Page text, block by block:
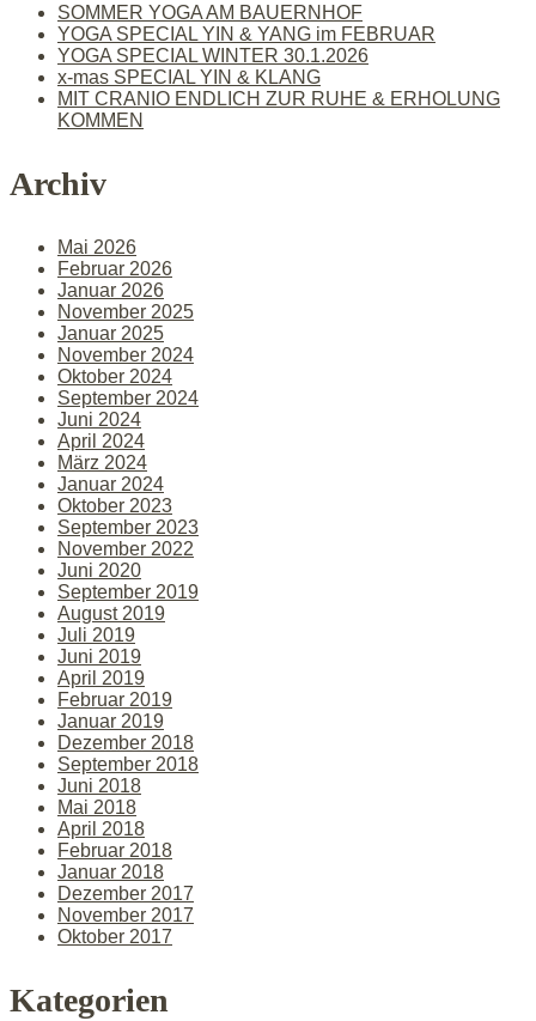
SOMMER YOGA AM BAUERNHOF
YOGA SPECIAL YIN & YANG im FEBRUAR
YOGA SPECIAL WINTER 30.1.2026
x-mas SPECIAL YIN & KLANG
MIT CRANIO ENDLICH ZUR RUHE & ERHOLUNG
KOMMEN
Archiv
Mai 2026
Februar 2026
Januar 2026
November 2025
Januar 2025
November 2024
Oktober 2024
September 2024
Juni 2024
April 2024
März 2024
Januar 2024
Oktober 2023
September 2023
November 2022
Juni 2020
September 2019
August 2019
Juli 2019
Juni 2019
April 2019
Februar 2019
Januar 2019
Dezember 2018
September 2018
Juni 2018
Mai 2018
April 2018
Februar 2018
Januar 2018
Dezember 2017
November 2017
Oktober 2017
Kategorien